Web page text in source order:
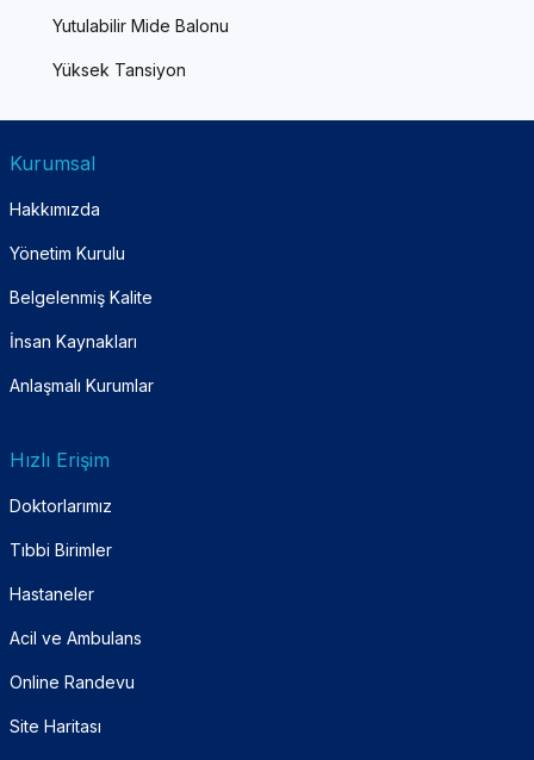
Yutulabilir Mide Balonu
Yüksek Tansiyon
Kurumsal
Hakkımızda
Yönetim Kurulu
Belgelenmiş Kalite
İnsan Kaynakları
Anlaşmalı Kurumlar
Hızlı Erişim
Doktorlarımız
Tıbbi Birimler
Hastaneler
Acil ve Ambulans
Online Randevu
Site Haritası